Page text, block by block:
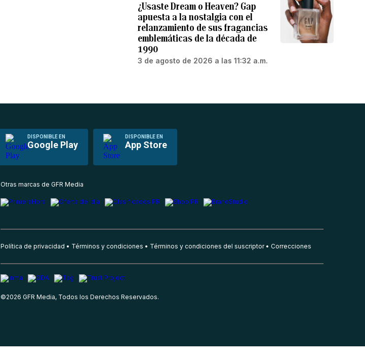
¿Usaste Dream o Heaven? Gap
apuesta a la nostalgia con el
relanzamiento de sus fragancias
emblemáticas de la década de
1990
3 de agosto de 2026 a las 11:32 a.m.
DISPONIBLE EN
Google Play
DISPONIBLE EN
App Store
Otras marcas de GFR Media
Política de privacidad Términos y condiciones Términos y condiciones del suscriptor Correcciones
©2026 GFR Media, Todos los Derechos Reservados.